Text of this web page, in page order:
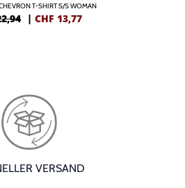
T-SHIRT S/S WOMAN
| CHF 13,77
VERSAND